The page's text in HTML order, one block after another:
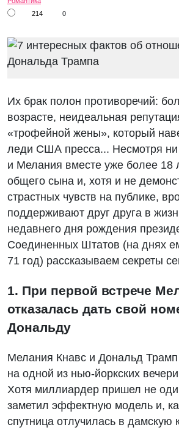
214 0
Их брак полон противоречий:
возрасте, неидеальная
«трофейной жены», который
леди США пресса... Несмотря ни
и Мелания вместе уже более 18
общего сына и, хотя и не
страстных чувств на публике,
поддерживают друг друга в
недавнего дня рождения
Соединенных Штатов (на днях
71 год) рассказываем секреты
1. При первой встрече
отказалась дать свой
Дональду
Мелания Кнавс и Дональд Трамп
на одной из нью-йоркских
Хотя миллиардер пришел не
заметил эффектную модель и,
спутница отлучилась в дамскую